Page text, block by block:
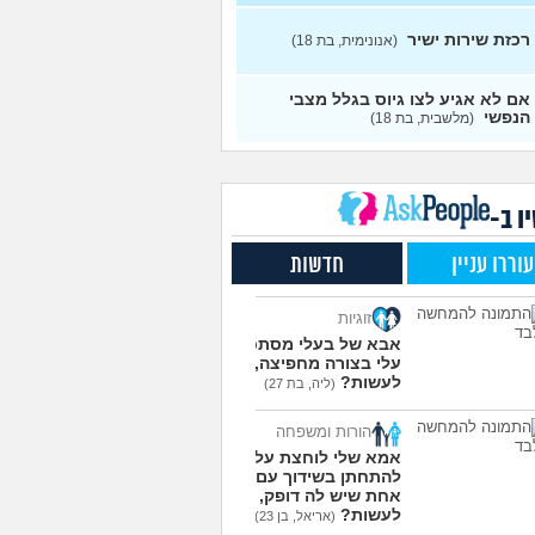
תפקיד הכי כדאי (מנילה)
גיוס עולה ליב
0
רשת בחיל התקשוב או
הגנה אווירית?
0
2
עם מישהו מהבסיס
ואני לא יודעת מה אני
לגבי זה (תמר, בת 20)
לקבל מנ״תית בסירוב
(ליה, בת 20) עצות
עוד שאלות חדשות במדור
רכזת שירות ישיר (אנונימית, בת 18)
אם לא אגיע לצו גיוס בגלל מצבי
הנפשי (מלשבית, בת 18)
ב-
עוררו עניין חדשות
זוגיות
אבא של בעלי מסתכל
עלי בצורה מחפיצה, מה
לעשות? (ליה, בת 27)
הורות ומשפחה
אמא שלי לוחצת עליי
להתחתן בשידוך עם כל
אחת שיש לה דופק, מה
לעשות? (אריאל, בן 23)